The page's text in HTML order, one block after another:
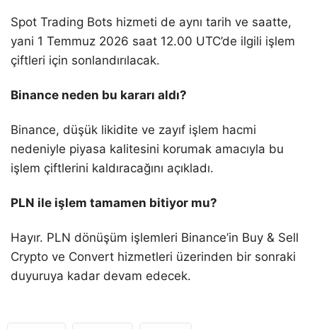
Spot Trading Bots hizmeti de aynı tarih ve saatte,
yani 1 Temmuz 2026 saat 12.00 UTC’de ilgili işlem
çiftleri için sonlandırılacak.
Binance neden bu kararı aldı?
Binance, düşük likidite ve zayıf işlem hacmi
nedeniyle piyasa kalitesini korumak amacıyla bu
işlem çiftlerini kaldıracağını açıkladı.
PLN ile işlem tamamen bitiyor mu?
Hayır. PLN dönüşüm işlemleri Binance’in Buy & Sell
Crypto ve Convert hizmetleri üzerinden bir sonraki
duyuruya kadar devam edecek.